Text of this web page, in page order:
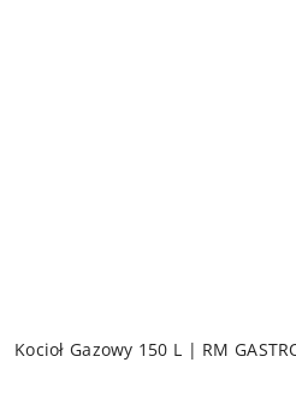
Kocioł Gazowy 150 L | RM